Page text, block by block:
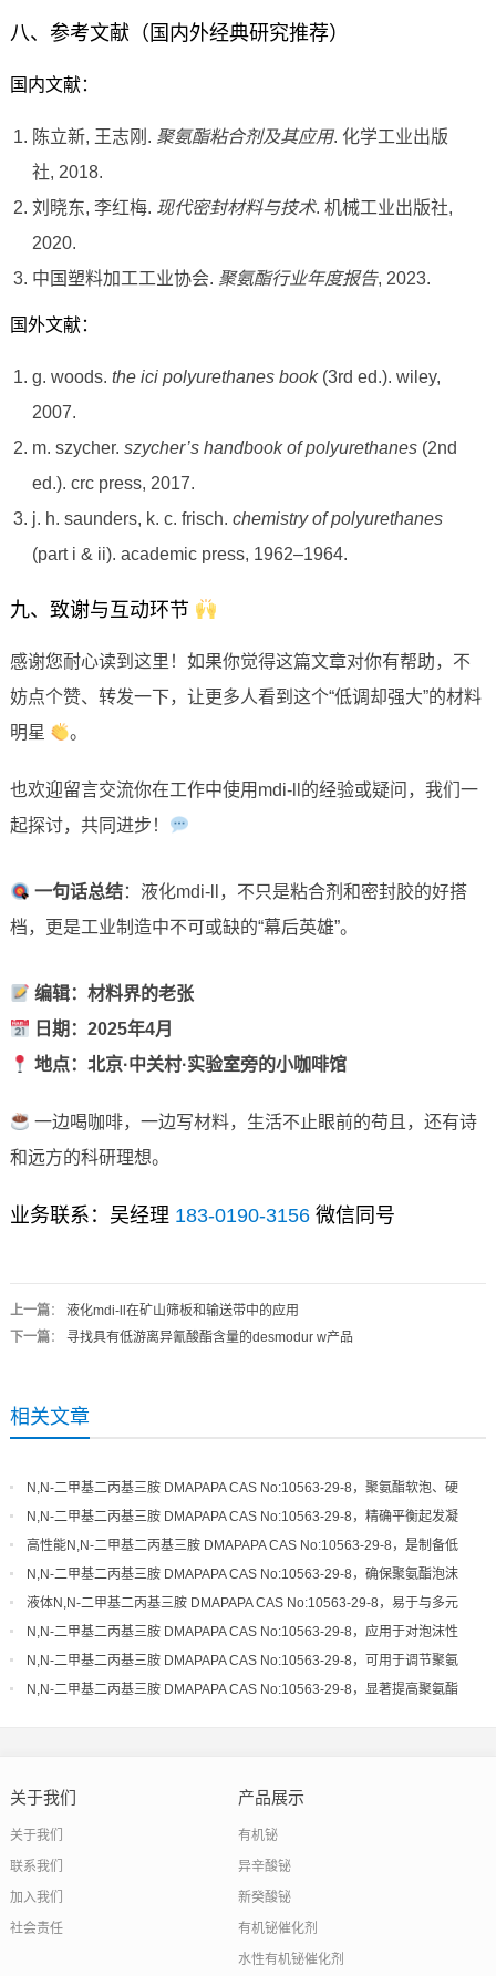
八、参考文献（国内外经典研究推荐）
国内文献：
陈立新, 王志刚. 聚氨酯粘合剂及其应用. 化学工业出版
社, 2018.
刘晓东, 李红梅. 现代密封材料与技术. 机械工业出版社,
2020.
中国塑料加工工业协会. 聚氨酯行业年度报告, 2023.
国外文献：
g. woods. the ici polyurethanes book(3rd ed.). wiley,
2007.
m. szycher. szycher’s handbook of polyurethanes(2nd
ed.). crc press, 2017.
j. h. saunders, k. c. frisch. chemistry of polyurethanes
(part i & ii). academic press, 1962–1964.
九、致谢与互动环节
感谢您耐心读到这里！如果你觉得这篇文章对你有帮助，不
妨点个赞、转发一下，让更多人看到这个“低调却强大”的材料
明星
。
也欢迎留言交流你在工作中使用mdi-ll的经验或疑问，我们一
起探讨，共同进步！
一句话总结：液化mdi-ll，不只是粘合剂和密封胶的好搭
档，更是工业制造中不可或缺的“幕后英雄”。
编辑：材料界的老张
日期：2025年4月
地点：北京·中关村·实验室旁的小咖啡馆
一边喝咖啡，一边写材料，生活不止眼前的苟且，还有诗
和远方的科研理想。
业务联系：吴经理 183-0190-3156微信同号
上一篇： 液化mdi-ll在矿山筛板和输送带中的应用
下一篇： 寻找具有低游离异氰酸酯含量的desmodur w产品
相关文章
N,N-二甲基二丙基三胺 DMAPAPA CAS No:10563-29-8，聚氨酯软泡、硬
泡体系的高效平衡催化剂
N,N-二甲基二丙基三胺 DMAPAPA CAS No:10563-29-8，精确平衡起发凝
胶速率，优化泡沫结构细度
高性能N,N-二甲基二丙基三胺 DMAPAPA CAS No:10563-29-8，是制备低
气味、高品质聚氨酯的关键
N,N-二甲基二丙基三胺 DMAPAPA CAS No:10563-29-8，确保聚氨酯泡沫
具有良好的尺寸稳定性和回弹性
液体N,N-二甲基二丙基三胺 DMAPAPA CAS No:10563-29-8，易于与多元
醇混合，催化活性稳定可靠
N,N-二甲基二丙基三胺 DMAPAPA CAS No:10563-29-8，应用于对泡沫性
能和环保性有严格要求的领域
N,N-二甲基二丙基三胺 DMAPAPA CAS No:10563-29-8，可用于调节聚氨
酯体系的起发和凝胶活性
N,N-二甲基二丙基三胺 DMAPAPA CAS No:10563-29-8，显著提高聚氨酯
关于我们
关于我们
联系我们
加入我们
社会责任
产品展示
有机铋
异辛酸铋
新癸酸铋
有机铋催化剂
水性有机铋催化剂